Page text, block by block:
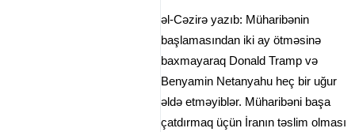
əl-Cəzirə yazıb: Müharibənin
başlamasından iki ay ötməsinə
baxmayaraq Donald Tramp və
Benyamin Netanyahu heç bir uğur
əldə etməyiblər. Müharibəni başa
çatdırmaq üçün İranın təslim olması